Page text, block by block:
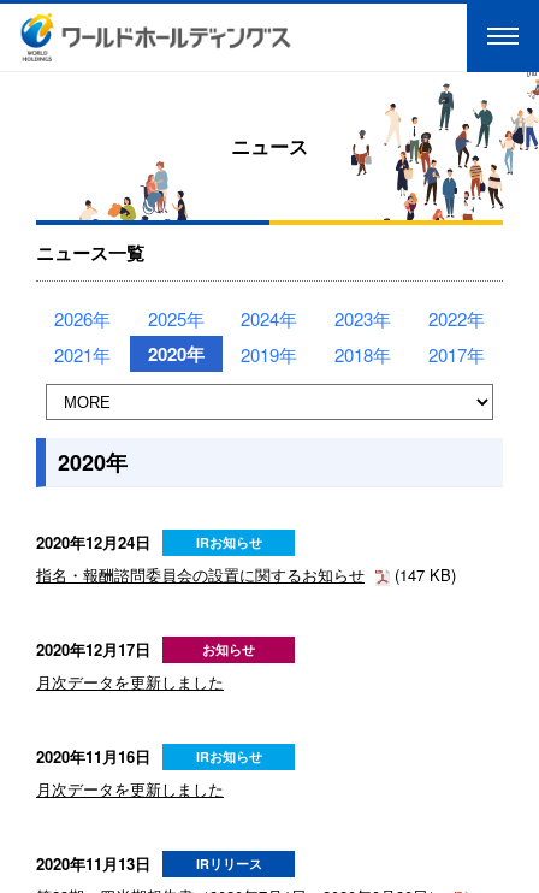
ニュース
ニュース一覧
2026年 2025年 2024年 2023年
2022年
2021年
2020年 2019年 2018年 2017年
2020年
2020年12月24日 IRお知らせ
指名・報酬諮問委員会の設置に関するお知らせ (147 KB)
2020年12月17日 お知らせ
月次データを更新しました
2020年11月16日 IRお知らせ
月次データを更新しました
2020年11月13日 IRリリース